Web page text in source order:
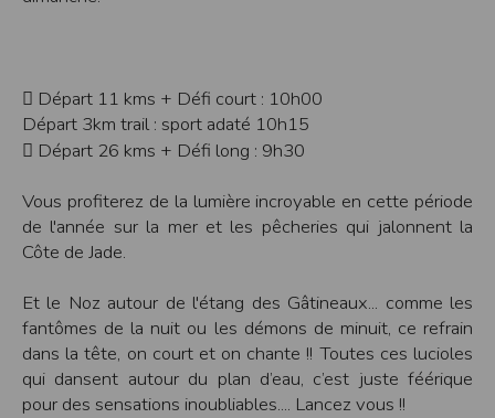
 Départ 11 kms + Défi court : 10h00
Départ 3km trail : sport adaté 10h15
 Départ 26 kms + Défi long : 9h30
Vous profiterez de la lumière incroyable en cette période
de l'année sur la mer et les pêcheries qui jalonnent la
Côte de Jade.
Et le Noz autour de l'étang des Gâtineaux... comme les
fantômes de la nuit ou les démons de minuit, ce refrain
dans la tête, on court et on chante !! Toutes ces lucioles
qui dansent autour du plan d’eau, c’est juste féérique
pour des sensations inoubliables.... Lancez vous !!
L’utilisateur est seul responsable de l’usage des données qu’il consulte, interroge
et transfère sur Internet.
L’utilisateur reconnaît que l’EDITEUR ne dispose d’aucun moyen de contrôle sur
le contenu des services accessibles sur Internet
L'éditeur informe que les utilisateurs du site internet www.timepulse.run
peuvent recevoir des offres les invitant à participer à des épreuves inscrites au
calendrier du site.
Les données sont hébergées par l'hébergeur suivant
:https://www.ovh.com/fr/protection-donnees-personnelles/gdpr.xml
Toutes les communications entre votre navigateur et nos serveurs utilisent le
protocole HTTPS qui crypte les données avant qu’elles ne transitent sur le
réseau. Par ailleurs, les mots de passe ne sont pas stockés en clair dans notre
base de données mais sont cryptés en utilisant les dernières technologies de
sécurisation des mots de passe. Enfin, les communications entre nos différents